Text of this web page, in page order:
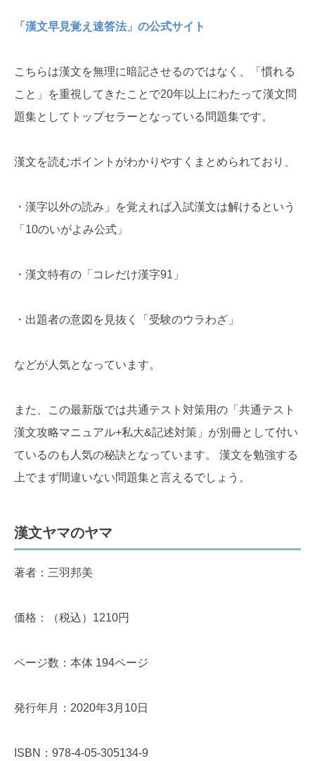
「漢文早見覚え速答法」の公式サイト
こちらは漢文を無理に暗記させるのではなく、「慣れる
こと」を重視してきたことで20年以上にわたって漢文問
題集としてトップセラーとなっている問題集です。
漢文を読むポイントがわかりやすくまとめられており、
・漢字以外の読み」を覚えれば入試漢文は解けるという
「10のいがよみ公式」
・漢文特有の「コレだけ漢字91」
・出題者の意図を見抜く「受験のウラわざ」
などが人気となっています。
また、この最新版では共通テスト対策用の「共通テスト
漢文攻略マニュアル+私大&記述対策」が別冊として付い
ているのも人気の秘訣となっています。 漢文を勉強する
上でまず間違いない問題集と言えるでしょう。
漢文ヤマのヤマ
著者：三羽邦美
価格：（税込）1210円
ページ数：本体 194ページ
発行年月：2020年3月10日
ISBN：978-4-05-305134-9